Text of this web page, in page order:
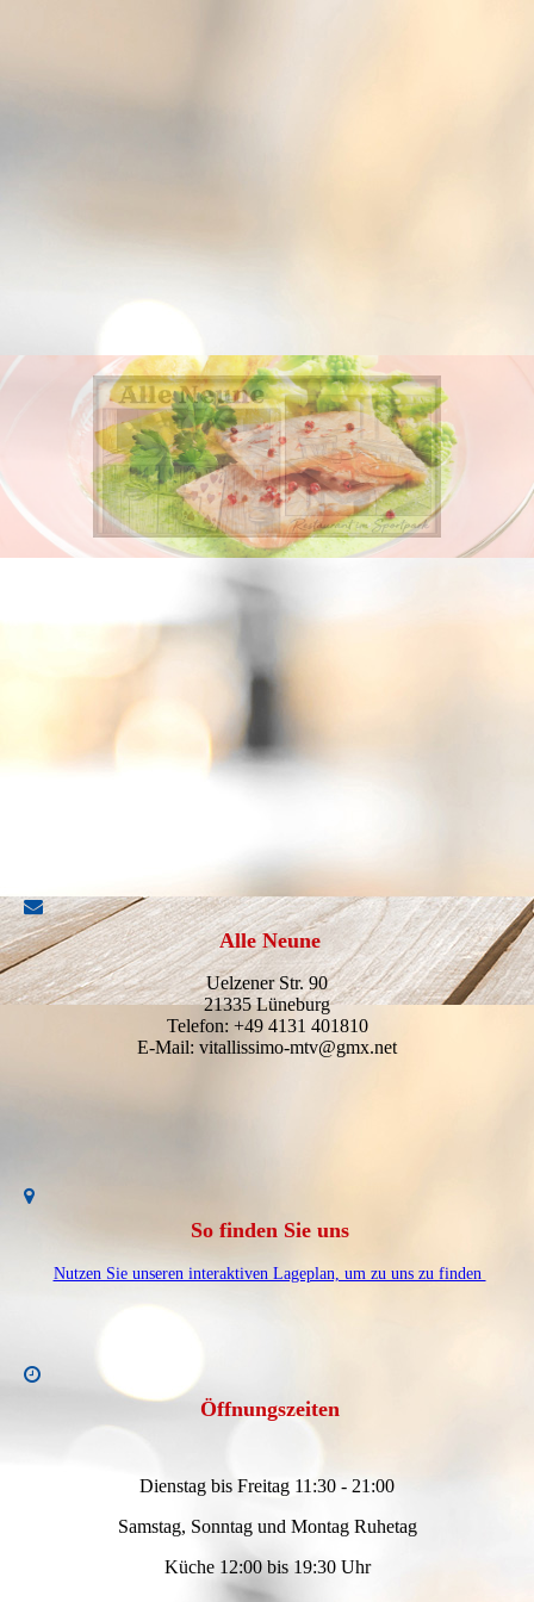
Alle Neune
Uelzener Str. 90
21335 Lüneburg
Telefon: +49 4131 401810
E-Mail: vitallissimo-mtv@gmx.net
So finden Sie uns
Nutzen Sie unseren interaktiven Lageplan, um zu uns zu finden
Öffnungszeiten
Dienstag bis Freitag 11:30 - 21:00
Samstag, Sonntag und Montag Ruhetag
Küche 12:00 bis 19:30 Uhr